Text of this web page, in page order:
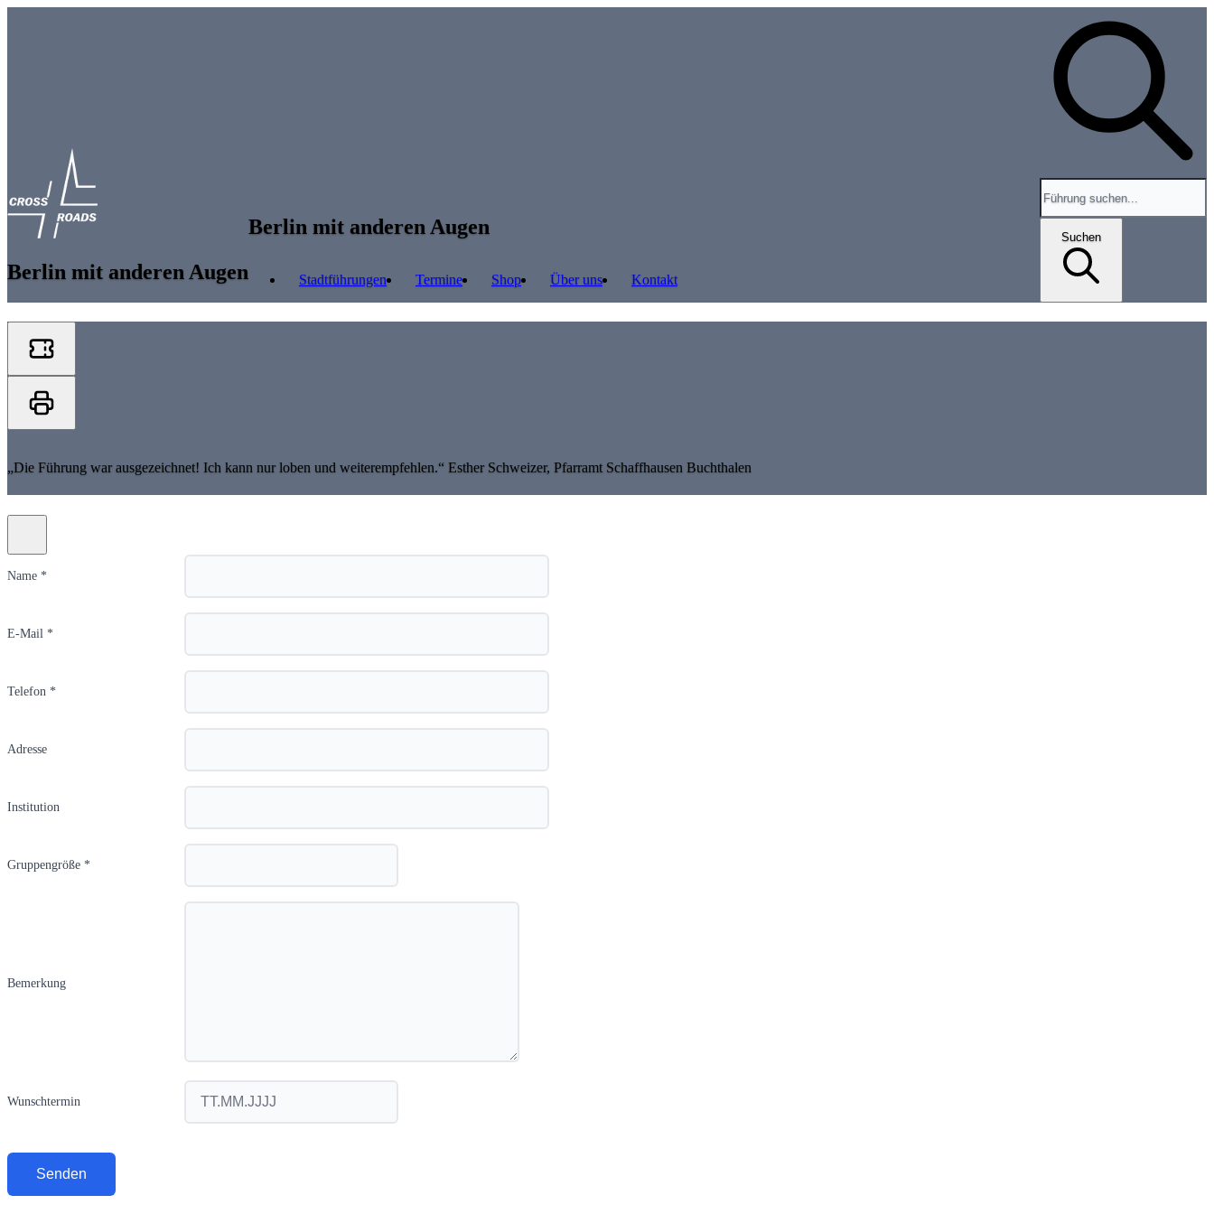
Berlin mit anderen Augen
Berlin mit anderen Augen
Stadtführungen Termine Shop Über uns Kontakt
Suchen
„Die Führung war ausgezeichnet! Ich kann nur loben und weiterempfehlen.“ Esther Schweizer, Pfarramt Schaffhausen Buchthalen
Name *
E-Mail *
Telefon *
Adresse
Institution
Gruppengröße *
Bemerkung
Wunschtermin